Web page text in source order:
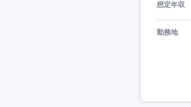
想定年収
勤務地